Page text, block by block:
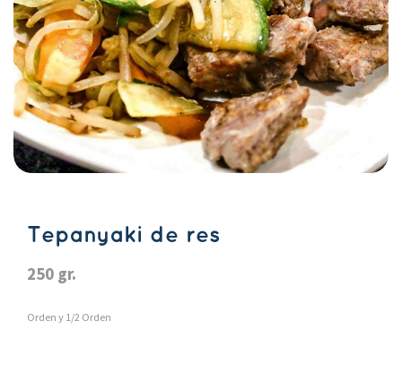
Tepanyaki de re
250 gr.
Orden y 1/2 Orden